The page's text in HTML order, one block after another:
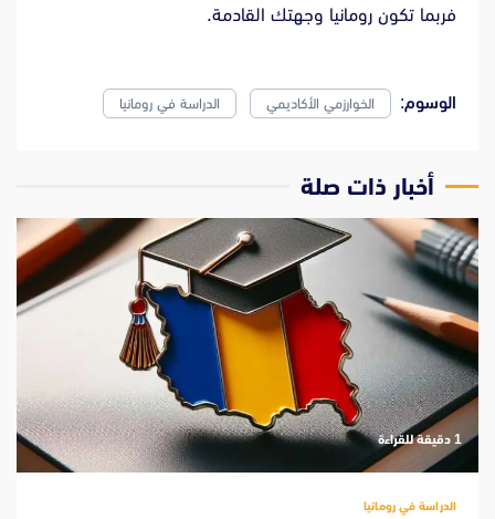
فربما تكون رومانيا وجهتك القادمة.
الوسوم: الخوارزمي الأكاديمي الدراسة في رومانيا
‫أخبار ذات صلة
‫1 دقيقة للقراءة
الدراسة في رومانيا